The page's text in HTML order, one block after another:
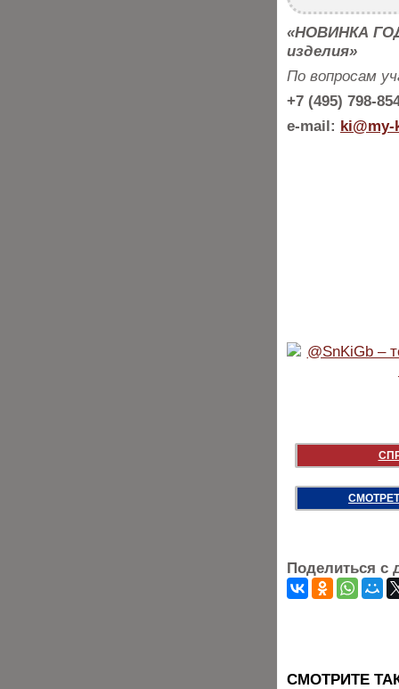
«НОВИНКА
изделия»
По вопросам
+7 (495) 798-
e-mail:
Поделиться с
CМОТРИТЕ